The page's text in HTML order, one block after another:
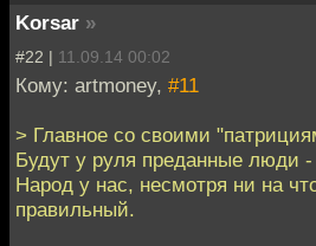
Korsar »
#22 | 11.09.14 00:02
Кому: artmoney, #11
> Главное со своими
Будут у руля преданные люди
Народ у нас, несмотря ни на
правильный.